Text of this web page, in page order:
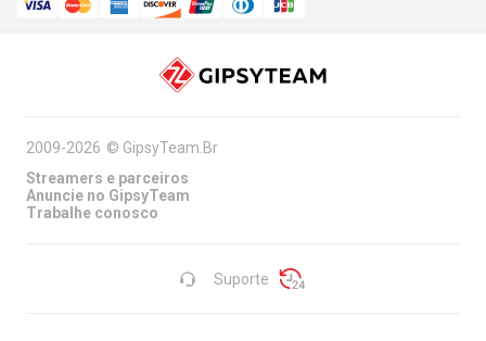
Suporte
2009-2026 © GipsyTeam.Br
Streamers e parceiros
Anuncie no GipsyTeam
Trabalhe conosco